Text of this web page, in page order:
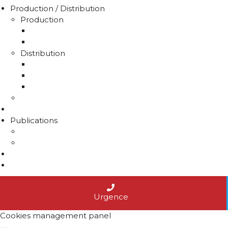
Production / Distribution
Production
Distribution
Publications
Urgence
Cookies management panel